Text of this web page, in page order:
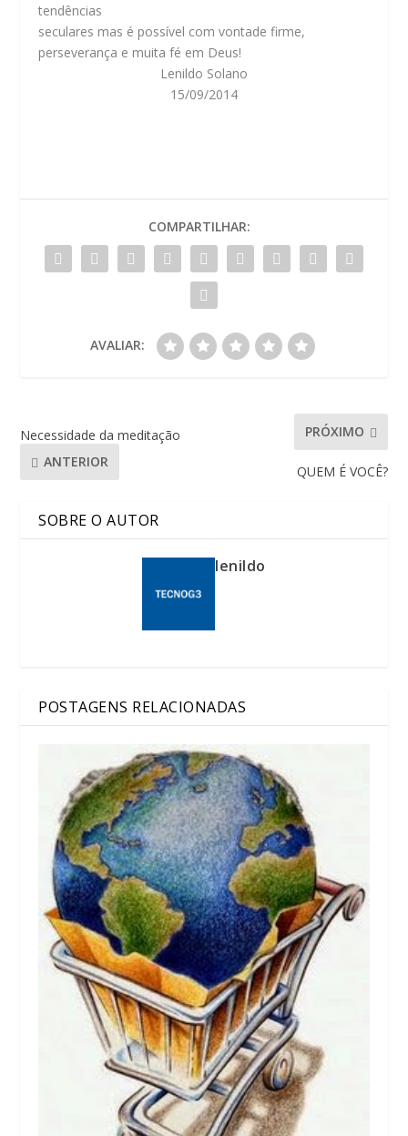
tendências
seculares mas é possível com vontade firme,
perseverança e muita fé em Deus!
Lenildo Solano
15/09/2014
COMPARTILHAR:
AVALIAR:
Necessidade da meditação
ANTERIOR
PRÓXIMO
QUEM É VOCÊ?
SOBRE O AUTOR
lenildo
POSTAGENS RELACIONADAS